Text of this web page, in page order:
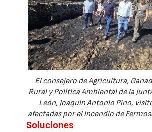
El consejero de Agricultura,
Rural y Política Ambiental de la
León, Joaquín Antonio Pino,
afectadas por el incendio de
Soluciones